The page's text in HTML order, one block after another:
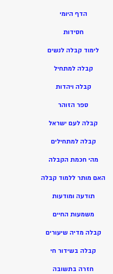
הדף היומי
חסידות
לימוד קבלה לנשים
קבלה למתחיל
קבלה ויהדות
ספר הזוהר
קבלה לעם ישראל
קבלה למתחילים
מהי חכמת הקבלה
האם מותר ללמוד קבלה
תודעה ומודעות
משמעות החיים
קבלה מדיה שיעורים
קבלה בשידור חי
חזרה בתשובה